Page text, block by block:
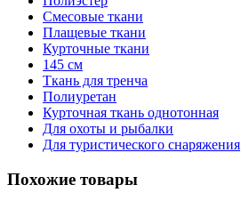
Смесовые ткани
Плащевые ткани
Курточные ткани
145 см
Ткань для тренча
Полиуретан
Курточная ткань однотонная
Для охоты и рыбалки
Для туристического снаряжения
Похожие товары